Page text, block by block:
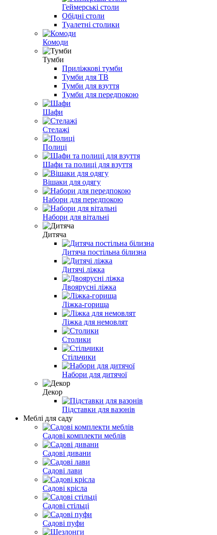
Геймерські столи
Обідні столи
Туалетні столики
Комоди
Тумби
Приліжкові тумби
Тумби для ТВ
Тумби для взуття
Тумби для передпокою
Шафи
Стелажі
Полиці
Шафи та полиці для взуття
Вішаки для одягу
Набори для передпокою
Набори для вітальні
Дитяча
Дитяча постільна білизна
Дитячі ліжка
Двоярусні ліжка
Ліжка-горища
Ліжка для немовлят
Столики
Стільчики
Набори для дитячої
Декор
Підставки для вазонів
Меблі для саду
Садові комплекти меблів
Садові дивани
Садові лави
Садові крісла
Садові стільці
Садові пуфи